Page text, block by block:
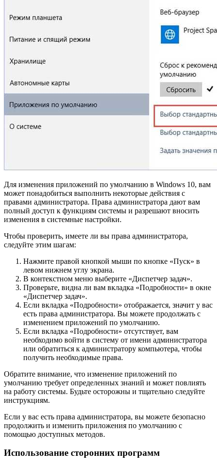
Для изменения приложений по умолчанию в Windows 10, вам
может понадобиться выполнить некоторые действия с
правами администратора. Права администратора дают вам
полный доступ к функциям системы и разрешают вносить
изменения в системные настройки.
Чтобы проверить, имеете ли вы права администратора,
следуйте этим шагам:
Нажмите правой кнопкой мыши по кнопке «Пуск» в
левом нижнем углу экрана.
В контекстном меню выберите «Диспетчер задач».
Проверьте, видна ли вам вкладка «Подробности» в окне
«Диспетчер задач».
Если вкладка «Подробности» отображается, значит у вас
есть права администратора. Вы можете продолжать с
изменением приложений по умолчанию.
Если вкладка «Подробности» отсутствует, вам
необходимо войти в систему от имени администратора
или обратиться к администратору компьютера, чтобы
получить необходимые права.
Обратите внимание, что изменение приложений по
умолчанию требует определенных знаний и может повлиять
на работу системы. Будьте осторожны и тщательно следуйте
инструкциям.
Если у вас есть права администратора, вы можете безопасно
продолжить и изменить приложения по умолчанию с
помощью доступных методов.
Использование сторонних программ